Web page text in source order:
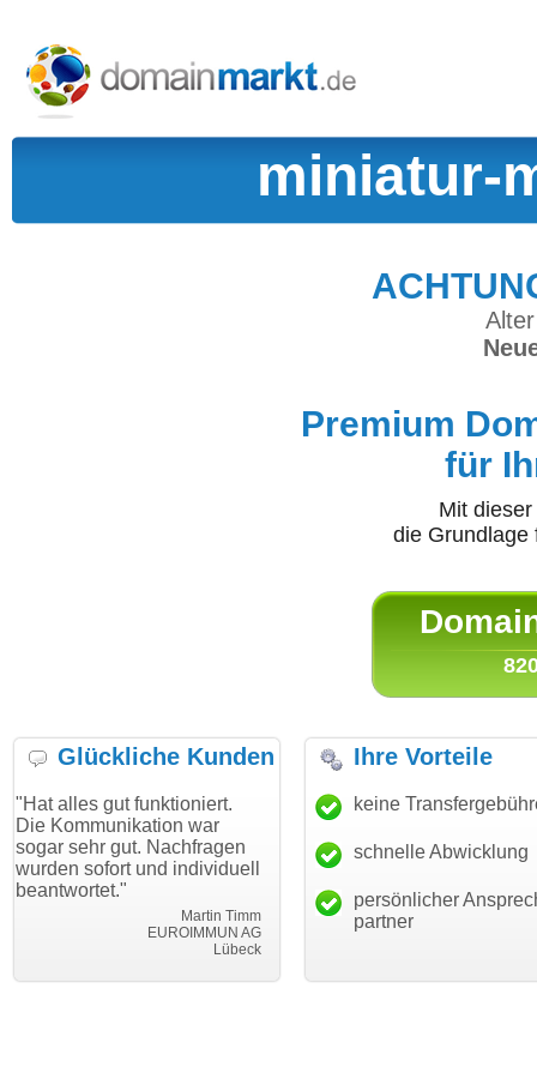
miniatur-
Premium
für
Mit
die
Glückliche Kunden
funktioniert.
war
gut. Nachfragen
und individuell
EUROIMMUN AG
"Danke für den schnellen
Transfer und guten Service!"
Thomas Schäfer
i can eckert communication GmbH
"Ich bin
haben.
mein
Ihre Vorteile
keine
schnelle Abwicklung
persönlicher
partner